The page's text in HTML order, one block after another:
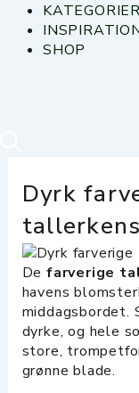
KATEGORIER
SHOP
Dyrk
Defarverige
havens
middagsbordet.
dyrke, og hele
store,
grønne blade.